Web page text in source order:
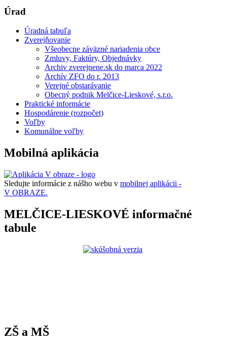
Úrad
Úradná tabuľa
Zverejňovanie
Všeobecne záväzné nariadenia obce
Zmluvy, Faktúry, Objednávky
Archiv zverejnene.sk do marca 2022
Archív ZFO do r. 2013
Verejné obstarávanie
Obecný podnik Melčice-Lieskové, s.r.o.
Praktické informácie
Hospodárenie (rozpočet)
Voľby
Komunálne voľby
Mobilná aplikácia
Sledujte informácie z nášho webu v mobilnej aplikácii -
V OBRAZE.
MELČICE-LIESKOVÉ informačné
tabule
ZŠ a MŠ